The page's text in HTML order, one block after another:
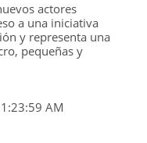
actores
a una iniciativa
y representa una
pequeñas y
AM